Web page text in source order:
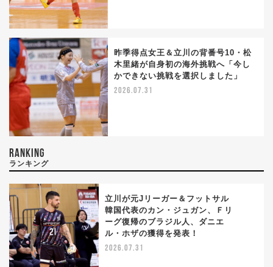
昨季得点女王＆立川の背番号10・松
木里緒が自身初の海外挑戦へ「今し
かできない挑戦を選択しました」
2026.07.31
RANKING
ランキング
立川が元Jリーガー＆フットサル
韓国代表のカン・ジュガン、Ｆリ
ーグ復帰のブラジル人、ダニエ
ル・ホザの獲得を発表！
2026.07.31